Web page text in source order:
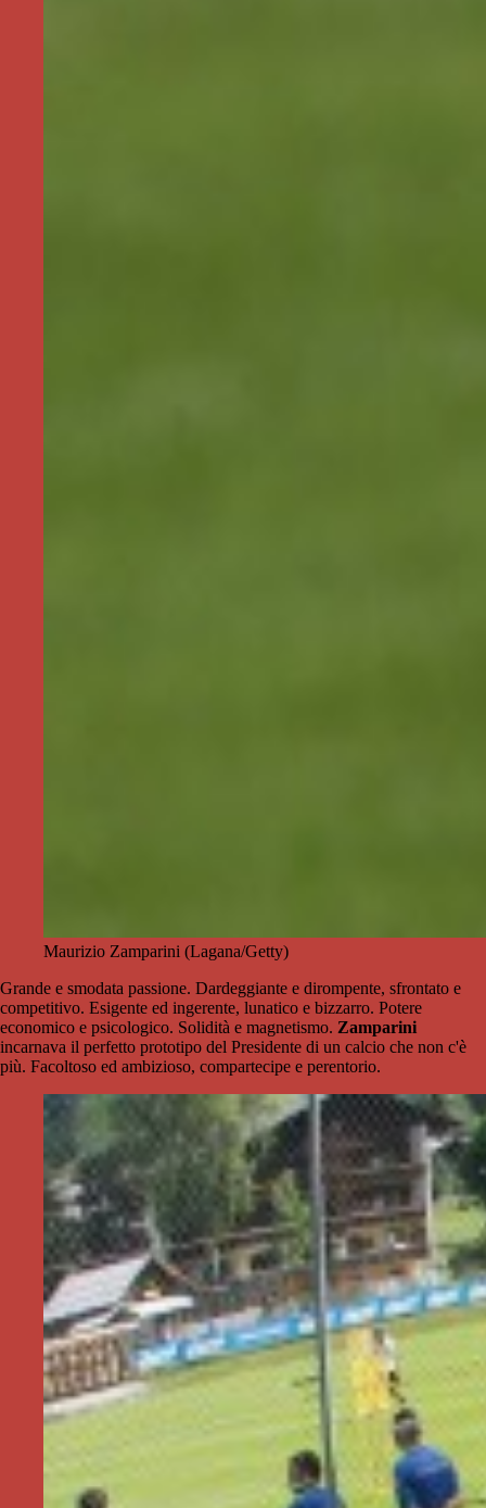
Maurizio Zamparini (Lagana/Getty)
Grande e smodata passione. Dardeggiante e dirompente, sfrontato e
competitivo. Esigente ed ingerente, lunatico e bizzarro. Potere
economico e psicologico. Solidità e magnetismo. Zamparini
incarnava il perfetto prototipo del Presidente di un calcio che non c'è
più. Facoltoso ed ambizioso, compartecipe e perentorio.